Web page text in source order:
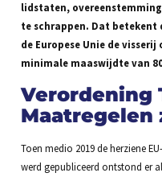
lidstaten,
te schrappen. Dat betekent
de Europese Unie de
minimale maaswijdte van
Verordening
Maatregelen
Toen medio 2019 de herziene
werd gepubliceerd ontstond er